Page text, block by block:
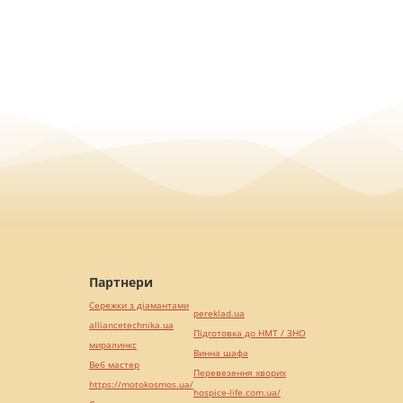
Партнери
Сережки з діамантами
alliancetechnika.ua
миралинкс
Веб мастер
https://motokosmos.ua/
pereklad.ua
Підготовка до НМТ / ЗНО
Винна шафа
Перевезення хворих
hospice-life.com.ua/